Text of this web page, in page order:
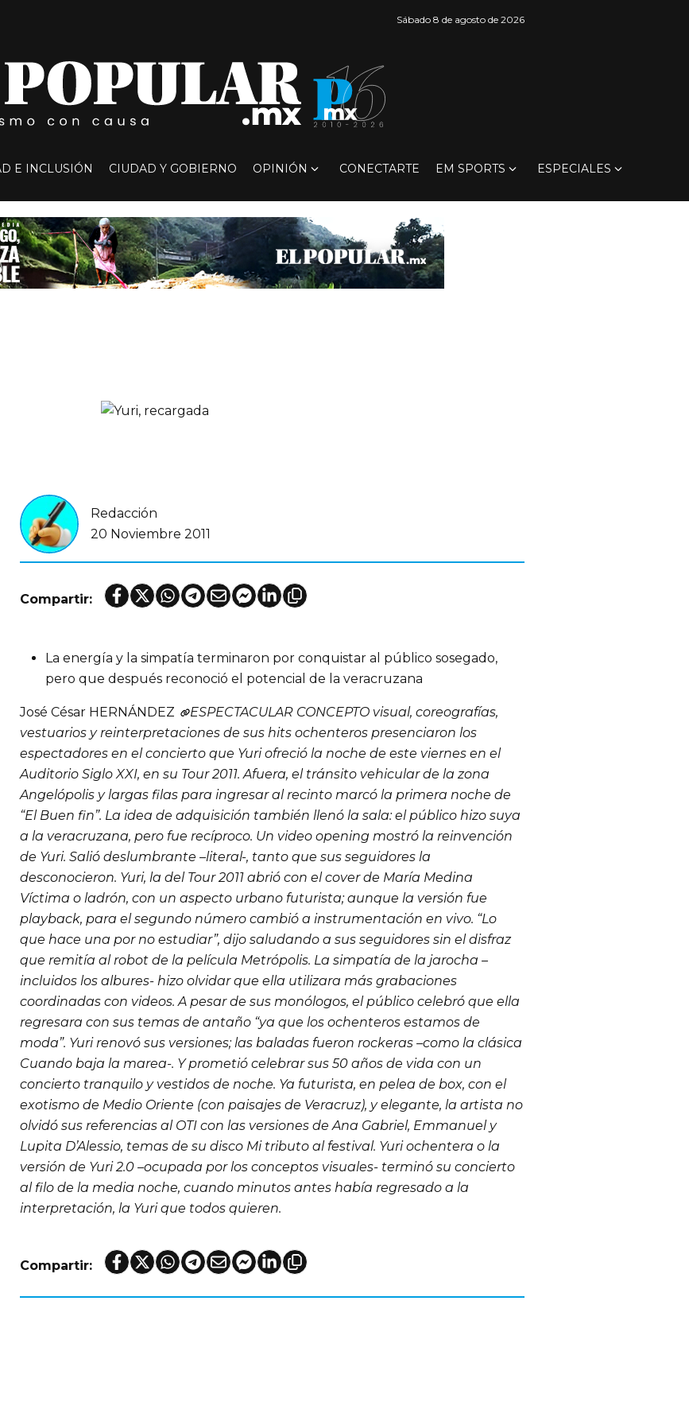
Sábado 8 de agosto de 2026
E INCLUSIÓN CIUDAD Y GOBIERNO OPINIÓN CONECTARTE EM SPORTS ESPECIALES
Redacción
20 Noviembre 2011
Compartir:
La energía y la simpatía terminaron por conquistar al público sosegado,
pero que después reconoció el potencial de la veracruzana
José César HERNÁNDEZ
ESPECTACULAR CONCEPTO visual, coreografías,
vestuarios y reinterpretaciones de sus hits ochenteros presenciaron los
espectadores en el concierto que Yuri ofreció la noche de este viernes en el
Auditorio Siglo XXI, en su Tour 2011. Afuera, el tránsito vehicular de la zona
Angelópolis y largas filas para ingresar al recinto marcó la primera noche de
“El Buen fin”. La idea de adquisición también llenó la sala: el público hizo suya
a la veracruzana, pero fue recíproco. Un video opening mostró la reinvención
de Yuri. Salió deslumbrante –literal-, tanto que sus seguidores la
desconocieron. Yuri, la del Tour 2011 abrió con elcoverde María Medina
Víctima o ladrón, con un aspecto urbano futurista; aunque la versión fue
playback, para el segundo número cambió a instrumentación en vivo. “Lo
que hace una por no estudiar”, dijo saludando a sus seguidores sin el disfraz
que remitía al robot de la película Metrópolis. La simpatía de la jarocha –
incluidos los albures- hizo olvidar que ella utilizara más grabaciones
coordinadas con videos. A pesar de sus monólogos, el público celebró que ella
regresara con sus temas de antaño “ya que los ochenteros estamos de
moda”. Yuri renovó sus versiones; las baladas fueron rockeras –como la clásica
Cuando baja la marea-. Y prometió celebrar sus 50 años de vida con un
concierto tranquilo y vestidos de noche. Ya futurista, en pelea de box, con el
exotismo de Medio Oriente (con paisajes de Veracruz), y elegante, la artista no
olvidó sus referencias al OTI con las versiones de Ana Gabriel, Emmanuel y
Lupita D’Alessio, temas de su disco Mi tributo al festival. Yuri ochentera o la
versión de Yuri 2.0 –ocupada por los conceptos visuales- terminó su concierto
al filo de la media noche, cuando minutos antes había regresado a la
interpretación, la Yuri que todos quieren.
Compartir: